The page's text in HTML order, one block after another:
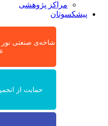
مراکز پژوهشی
پیشکسوتان
شاخه‌ی صنعتی نور
حمایت از انجمن